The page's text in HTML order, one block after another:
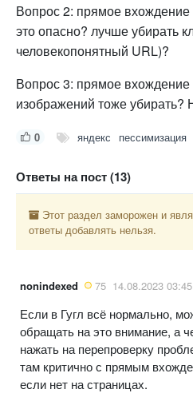
Вопрос 2: прямое
это опасно? лучше убирать
человекопонятный URL)?
Вопрос 3: прямое вхождение
изображений тоже убирать?
0 яндекс пессимизация
Ответы на пост (13)
Этот раздел заморожен и
ответы добавлять нельзя.
nonindexed 75 14.08.2023 03:45
Если в Гугл всё нормально,
обращать на это внимание, а
нажать на перепроверку
там критично с прямым
если нет на страницах.